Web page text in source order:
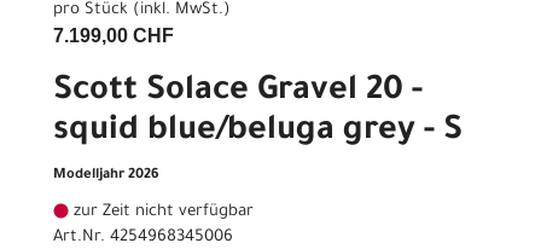
pro Stück (inkl. MwSt.)
7.199,00 CHF
Scott Solace Gravel 20 -
squid blue/beluga grey - S
Modelljahr 2026
zur Zeit nicht verfügbar
Art.Nr. 4254968345006